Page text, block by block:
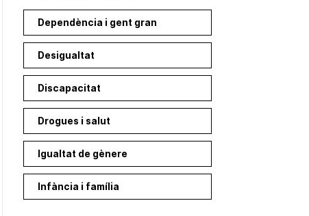
Dependència i gent gran
Desigualtat
Discapacitat
Drogues i salut
Igualtat de gènere
Infància i família